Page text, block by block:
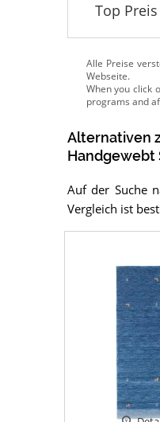
Top Preis
Alle Preise
Webseite.
Alternativen
Auf der Suche
Vergleich ist